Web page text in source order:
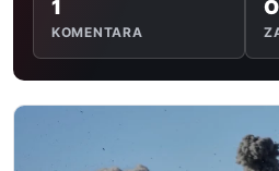
1
KOMENTARA